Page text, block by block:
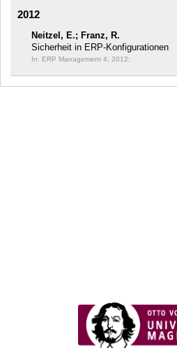
2012
Neitzel, E.; Franz, R.
Sicherheit in ERP-Konfigurationen
In: ERP Management 4; 2012;